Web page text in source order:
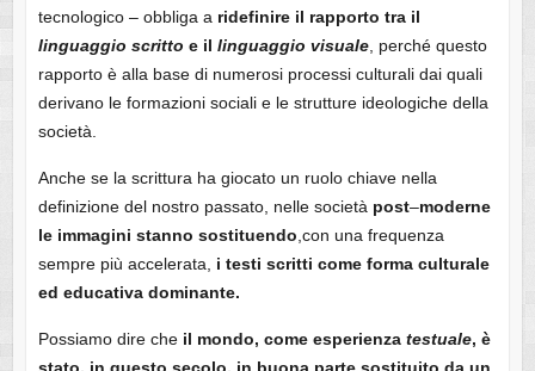
tecnologico – obbliga a ridefinire il rapporto tra il
linguaggio scritto e il linguaggio visuale, perché questo
rapporto è alla base di numerosi processi culturali dai quali
derivano le formazioni sociali e le strutture ideologiche della
società.
Anche se la scrittura ha giocato un ruolo chiave nella
definizione del nostro passato, nelle società post–moderne
le immagini stanno sostituendo,con una frequenza
sempre più accelerata, i testi scritti come forma culturale
ed educativa dominante.
Possiamo dire che il mondo, come esperienza testuale, è